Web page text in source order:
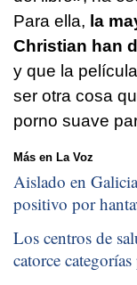
Para ella, la
Christian han
y que la
ser otra cosa
porno suave
Más en La Voz
Aislado en
positivo por
Los centros de
catorce